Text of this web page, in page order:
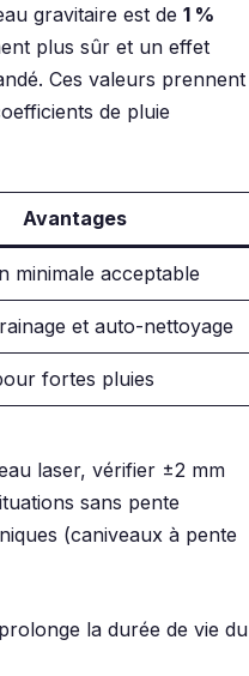
gravitaire est de 1 %
plus sûr et un effet
Ces valeurs prennent
de pluie
Avantages
minimale acceptable
et auto-nettoyage
fortes pluies
laser, vérifier ±2 mm
sans pente
(caniveaux à pente
la durée de vie du